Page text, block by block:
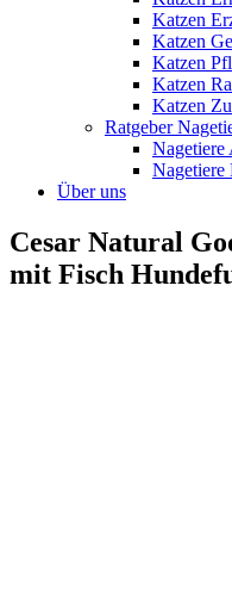
Katzen
Katzen
Katzen
Katzen
Katzen
Ratgeber
Nagetiere
Nagetiere
Über uns
Cesar Natural
mit Fisch